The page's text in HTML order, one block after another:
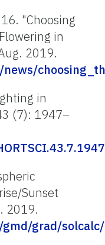
"Choosing
in
2019.
in
(7): 1947–
Sunset
2019.
grad/